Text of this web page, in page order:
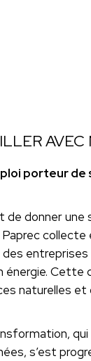
AVEC
porteur de
de donner une
Paprec
entreprises
énergie. Cette
naturelles et
s’est